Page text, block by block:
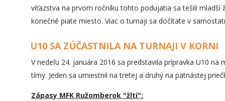
víťazstva na prvom ročníku tohto podujatia sa tešili mladší
konečné piate miesto. Viac o turnaji sa dočítate v
U10 SA ZÚČASTNILA NA TURNAJI V KORNI
V nedeľu 24. januára 2016 sa predstavila prípravka U10
tímy. Jeden sa umiestnil na tretej a druhý na pätnástej
Zápasy MFK Ružomberok "žltí":